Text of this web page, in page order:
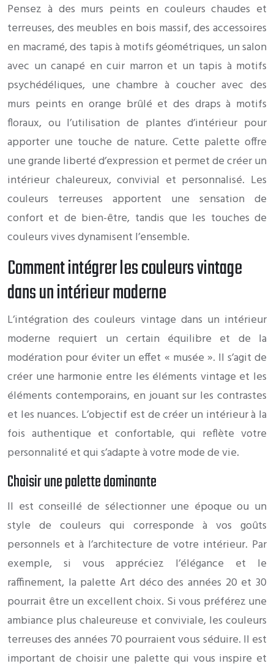
Pensez à des murs peints en couleurs chaudes et
terreuses, des meubles en bois massif, des accessoires
en macramé, des tapis à motifs géométriques, un salon
avec un canapé en cuir marron et un tapis à motifs
psychédéliques, une chambre à coucher avec des
murs peints en orange brûlé et des draps à motifs
floraux, ou l’utilisation de plantes d’intérieur pour
apporter une touche de nature. Cette palette offre
une grande liberté d’expression et permet de créer un
intérieur chaleureux, convivial et personnalisé. Les
couleurs terreuses apportent une sensation de
confort et de bien-être, tandis que les touches de
couleurs vives dynamisent l’ensemble.
Comment intégrer les couleurs vintage
dans un intérieur moderne
L’intégration des couleurs vintage dans un intérieur
moderne requiert un certain équilibre et de la
modération pour éviter un effet « musée ». Il s’agit de
créer une harmonie entre les éléments vintage et les
éléments contemporains, en jouant sur les contrastes
et les nuances. L’objectif est de créer un intérieur à la
fois authentique et confortable, qui reflète votre
personnalité et qui s’adapte à votre mode de vie.
Choisir une palette dominante
Il est conseillé de sélectionner une époque ou un
style de couleurs qui corresponde à vos goûts
personnels et à l’architecture de votre intérieur. Par
exemple, si vous appréciez l’élégance et le
raffinement, la palette Art déco des années 20 et 30
pourrait être un excellent choix. Si vous préférez une
ambiance plus chaleureuse et conviviale, les couleurs
terreuses des années 70 pourraient vous séduire. Il est
important de choisir une palette qui vous inspire et